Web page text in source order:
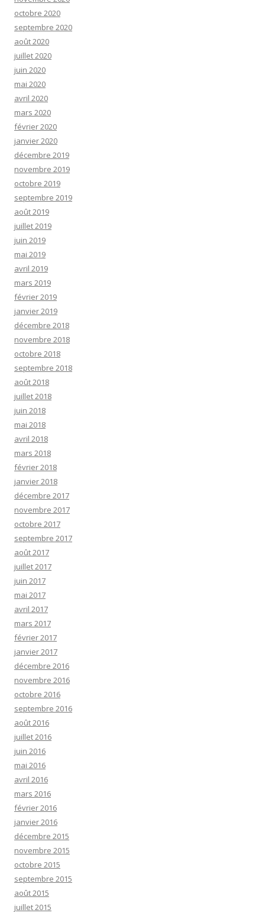
octobre 2020
septembre 2020
août 2020
juillet 2020
juin 2020
mai 2020
avril 2020
mars 2020
février 2020
janvier 2020
décembre 2019
novembre 2019
octobre 2019
septembre 2019
août 2019
juillet 2019
juin 2019
mai 2019
avril 2019
mars 2019
février 2019
janvier 2019
décembre 2018
novembre 2018
octobre 2018
septembre 2018
août 2018
juillet 2018
juin 2018
mai 2018
avril 2018
mars 2018
février 2018
janvier 2018
décembre 2017
novembre 2017
octobre 2017
septembre 2017
août 2017
juillet 2017
juin 2017
mai 2017
avril 2017
mars 2017
février 2017
janvier 2017
décembre 2016
novembre 2016
octobre 2016
septembre 2016
août 2016
juillet 2016
juin 2016
mai 2016
avril 2016
mars 2016
février 2016
janvier 2016
décembre 2015
novembre 2015
octobre 2015
septembre 2015
août 2015
juillet 2015